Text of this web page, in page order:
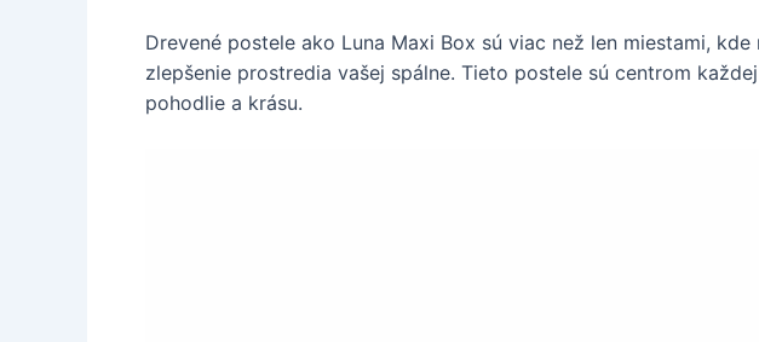
Drevené postele ako Luna Maxi Box sú viac než len miestami,
zlepšenie prostredia vašej spálne. Tieto postele sú centrom
pohodlie a krásu.